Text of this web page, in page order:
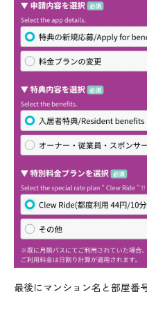
最後にマンション名と部屋番